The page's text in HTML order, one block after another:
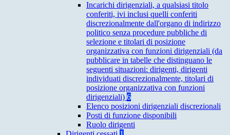
Incarichi dirigenziali, a qualsiasi titolo
conferiti, ivi inclusi quelli conferiti
discrezionalmente dall'organo di indirizzo
politico senza procedure pubbliche di
selezione e titolari di posizione
organizzativa con funzioni dirigenziali (da
pubblicare in tabelle che distinguano le
seguenti situazioni: dirigenti, dirigenti
individuati discrezionalmente, titolari di
posizione organizzativa con funzioni
dirigenziali) 6
Elenco posizioni dirigenziali discrezionali
Posti di funzione disponibili
Ruolo dirigenti